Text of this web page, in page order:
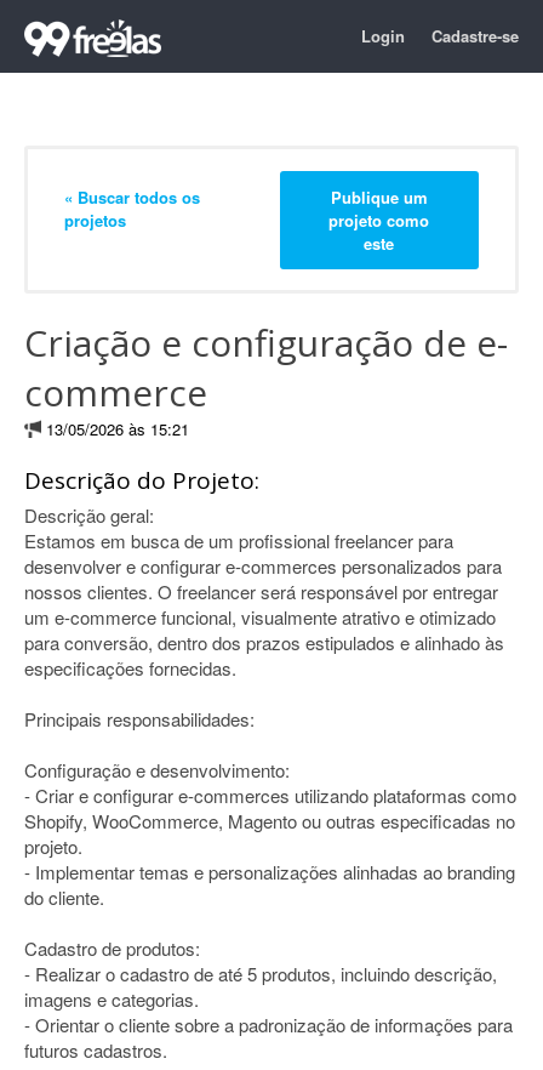
Login Cadastre-se
« Buscar todos os
projetos
Publique um
projeto como
este
Criação e configuração de e-
commerce
13/05/2026 às 15:21
Descrição do Projeto:
Descrição geral:
Estamos em busca de um profissional freelancer para
desenvolver e configurar e-commerces personalizados para
nossos clientes. O freelancer será responsável por entregar
um e-commerce funcional, visualmente atrativo e otimizado
para conversão, dentro dos prazos estipulados e alinhado às
especificações fornecidas.
Principais responsabilidades:
Configuração e desenvolvimento:
- Criar e configurar e-commerces utilizando plataformas como
Shopify, WooCommerce, Magento ou outras especificadas no
projeto.
- Implementar temas e personalizações alinhadas ao branding
do cliente.
Cadastro de produtos:
- Realizar o cadastro de até 5 produtos, incluindo descrição,
imagens e categorias.
- Orientar o cliente sobre a padronização de informações para
futuros cadastros.